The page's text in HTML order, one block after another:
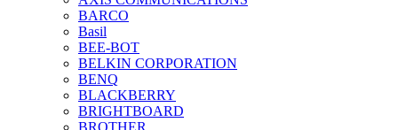
BARCO
Basil
BEE-BOT
BELKIN CORPORATION
BENQ
BLACKBERRY
BRIGHTBOARD
BROTHER